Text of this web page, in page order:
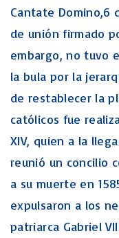
Cantate Domino,6
de unión firmado
embargo, no tuvo
la bula por la
de restablecer la
católicos fue
XIV, quien a la
reunió un concilio
a su muerte en
expulsaron a los
patriarca Gabriel